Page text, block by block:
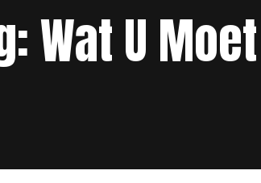
Wat U Moet